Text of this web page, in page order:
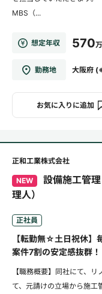
MBS（...
想定年収 570
勤務地 大阪府
お気に入りに追加
正和工業株式会社
NEW
設備施工管
理人）
正社員
【転勤無☆土日祝休】
案件7割の安定感抜群！
【職務概要】同社にて、
て、元請けの立場から施工